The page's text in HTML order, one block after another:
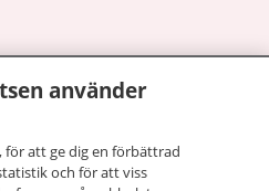
använder
för att ge dig en förbättrad
och för att viss